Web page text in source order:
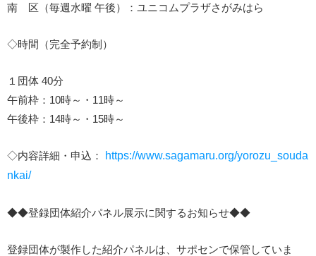
南 区（毎週水曜 午後）：ユニコムプラザさがみはら
◇時間（完全予約制）
１団体 40分
午前枠：10時～・11時～
午後枠：14時～・15時～
◇内容詳細・申込：
https://www.sagamaru.org/yorozu_souda
nkai/
◆◆登録団体紹介パネル展示に関するお知らせ◆◆
登録団体が製作した紹介パネルは、サポセンで保管していま